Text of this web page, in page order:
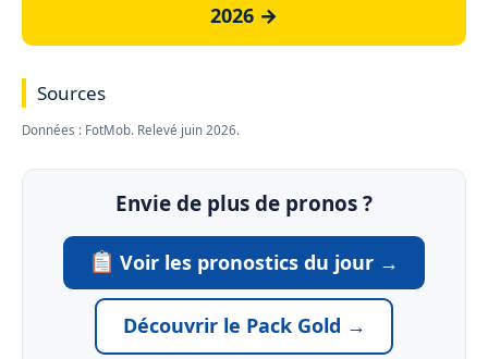
2026 →
Sources
Données : FotMob. Relevé juin 2026.
Envie de plus de pronos ?
Voir les pronostics du jour →
Découvrir le Pack Gold →